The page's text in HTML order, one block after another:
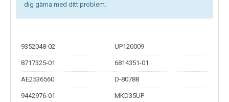
dig gärna med ditt problem.
9352048-02 UP120009
8717325-01 6814351-01
AE2536560 D-80788
9442976-01 MKD35UP